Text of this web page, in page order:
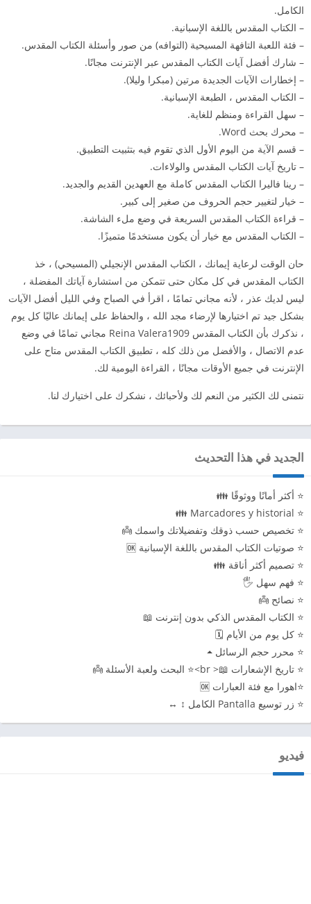
الكامل.
– الكتاب المقدس باللغة الإسبانية.
– فئة اللعبة التافهة المسيحية (التوافه) من صور وأسئلة الكتاب المقدس.
– شارك أفضل آيات الكتاب المقدس عبر الإنترنت مجانًا.
– إخطارات الآيات الجديدة مرتين (مبكرا وليلا).
– الكتاب المقدس ، الطبعة الإسبانية.
– سهل القراءة ومنظم للغاية.
– محرك بحث Word.
– قسم الآية من اليوم الأول الذي تقوم فيه بتثبيت التطبيق.
– تاريخ آيات الكتاب المقدس والولاءات.
– رينا فاليرا الكتاب المقدس كاملة مع العهدين القديم والجديد.
– خيار لتغيير حجم الحروف من صغير إلى كبير.
– قراءة الكتاب المقدس السريعة في وضع ملء الشاشة.
– الكتاب المقدس مع خيار أن يكون مستخدمًا متميزًا.
حان الوقت لرعاية إيمانك ، الكتاب المقدس الإنجيلي (المسيحي) ، خذ
الكتاب المقدس في كل مكان حتى تتمكن من استشارة آياتك المفضلة ،
ليس لديك عذر ، لأنه مجاني تمامًا ، اقرأ في الصباح وفي الليل أفضل الآيات
بشكل جيد تم اختيارها لإرضاء مجد الله ، والحفاظ على إيمانك عاليًا كل يوم
، نذكرك بأن الكتاب المقدس Reina Valera1909 مجاني تمامًا في وضع
عدم الاتصال ، والأفضل من ذلك كله ، تطبيق الكتاب المقدس متاح على
الإنترنت في جميع الأوقات مجانًا ، القراءة اليومية لك.
نتمنى لك الكثير من النعم لك ولأحبائك ، نشكرك على اختيارك لنا.
الجديد في هذا التحديث
⭐ أكثر أمانًا ووثوقًا 👪
⭐ Marcadores y historial 👪
⭐ تخصيص حسب ذوقك وتفضيلاتك واسمك 👼
⭐ صوتيات الكتاب المقدس باللغة الإسبانية 🆗
⭐ تصميم أكثر أناقة 👪
⭐ فهم سهل 🖐
⭐ نصائح 👼
⭐ الكتاب المقدس الذكي بدون إنترنت 📖
⭐ كل يوم من الأيام 🗓
⭐ محرر حجم الرسائل ⏶
⭐ تاريخ الإشعارات 📖< br>⭐ البحث ولعبة الأسئلة 👼
⭐اهورا مع فئة العبارات 🆗
⭐ زر توسيع Pantalla الكامل ↕ ↔
فيديو